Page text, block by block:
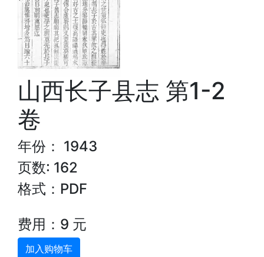
山西长子县志 第1-2
卷
年份： 1943
页数: 162
格式：PDF
费用：9 元
加入购物车